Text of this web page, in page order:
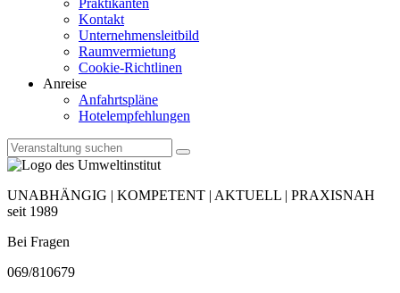
Kontakt
Unternehmensleitbild
Raumvermietung
Cookie-Richtlinen
Anreise
Anfahrtspläne
Hotelempfehlungen
UNABHÄNGIG | KOMPETENT | AKTUELL | PRAXISNAH
seit 1989
Bei Fragen
069/810679